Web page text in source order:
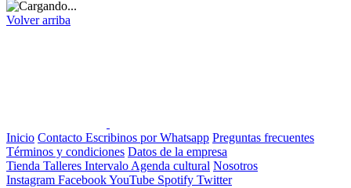
Volver arriba
Inicio Contacto Escribinos por Whatsapp Preguntas frecuentes
Términos y condiciones Datos de la empresa
Tienda Talleres Intervalo Agenda cultural Nosotros
Instagram FacebookYouTube Spotify Twitter